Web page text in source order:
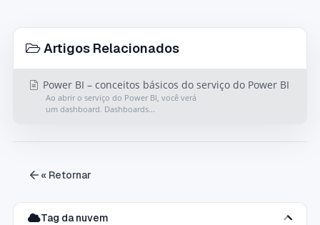
Artigos Relacionados
Power BI – conceitos básicos do serviço do Power BI
Ao abrir o serviço do Power BI, você verá
um dashboard. Dashboards...
« Retornar
Tag da nuvem